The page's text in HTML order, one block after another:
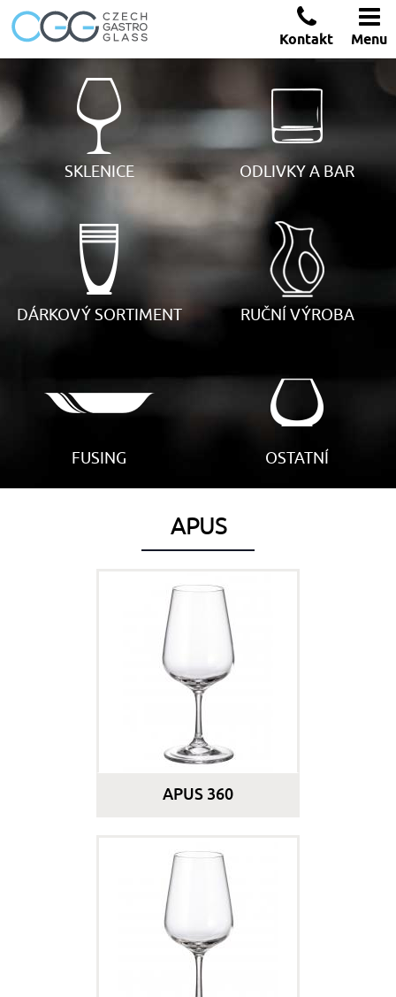
Menu
Kontakt
SKLENICE ODLIVKY A BAR
DÁRKOVÝ SORTIMENT RUČNÍ VÝROBA
FUSING OSTATNÍ
APUS
APUS 360